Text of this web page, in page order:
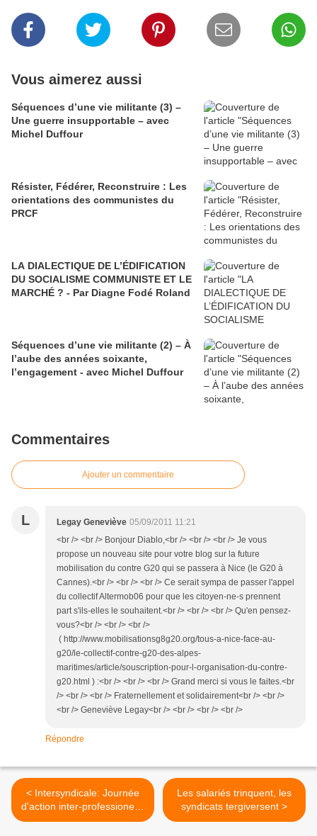
Vous aimerez aussi
Séquences d’une vie militante (3) –
Une guerre insupportable – avec
Michel Duffour
Résister, Fédérer, Reconstruire : Les
orientations des communistes du
PRCF
LA DIALECTIQUE DE L’ÉDIFICATION
DU SOCIALISME COMMUNISTE ET LE
MARCHÉ ? - Par Diagne Fodé Roland
Séquences d’une vie militante (2) – À
l’aube des années soixante,
l’engagement - avec Michel Duffour
Commentaires
Ajouter un commentaire
L Legay Geneviève 05/09/2011 11:21
<br /> <br /> Bonjour Diablo,<br /> <br /> <br /> Je vous
propose un nouveau site pour votre blog sur la future
mobilisation du contre G20 qui se passera à Nice (le G20 à
Cannes).<br /> <br /> <br /> Ce serait sympa de passer l'appel
du collectif Altermob06 pour que les citoyen-ne-s prennent
part s'ils-elles le souhaitent.<br /> <br /> <br /> Qu'en pensez-
vous?<br /> <br /> <br />
( http://www.mobilisationsg8g20.org/tous-a-nice-face-au-
g20/le-collectif-contre-g20-des-alpes-
maritimes/article/souscription-pour-l-organisation-du-contre-
g20.html ) :<br /> <br /> <br /> Grand merci si vous le faites.<br
/> <br /> <br /> Fraternellement et solidairement<br /> <br />
<br /> Geneviève Legay<br /> <br /> <br /> <br />
Répondre
< Intersyndicale: Journée
d'action inter-professionelle
le 11 octobre 2011
Les salariés trinquent, les
syndicats tergiversent >